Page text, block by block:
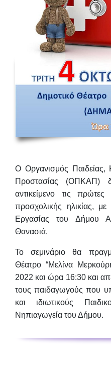
Ο Οργανισμός Παιδείας,
Προστασίας (ΟΠΚΑΠ)
αντικείμενο τις πρώτες
προσχολικής ηλικίας, με
Εργασίας του Δήμου
Θανασιά.
Το σεμινάριο θα
Θέατρο “Μελίνα
2022 και ώρα 16:30και
τους παιδαγωγούς που
και ιδιωτικούς
Νηπιαγωγεία του Δήμου.